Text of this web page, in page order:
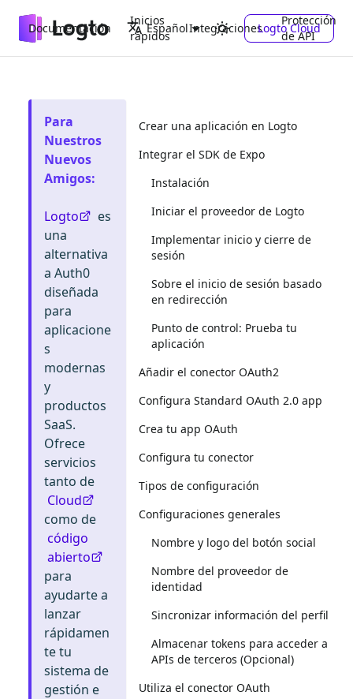
Documentación
Inicios
rápidos
Integraciones
Protección
de API
Español Logto Cloud
Para
Nuestros
Nuevos
Amigos:
Logto
es
una
alternativa
a Auth0
diseñada
para
aplicacione
s
modernas
y
productos
SaaS.
Ofrece
servicios
tanto de
Cloud
como de
código
abierto
para
ayudarte a
lanzar
rápidamen
te tu
sistema de
gestión e
Crear una aplicación en Logto
Integrar el SDK de Expo
Instalación
Iniciar el proveedor de Logto
Implementar inicio y cierre de
sesión
Sobre el inicio de sesión basado
en redirección
Punto de control: Prueba tu
aplicación
Añadir el conector OAuth2
Configura Standard OAuth 2.0 app
Crea tu app OAuth
Configura tu conector
Tipos de configuración
Configuraciones generales
Nombre y logo del botón social
Nombre del proveedor de
identidad
Sincronizar información del perfil
Almacenar tokens para acceder a
APIs de terceros (Opcional)
Utiliza el conector OAuth